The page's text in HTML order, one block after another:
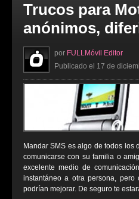
Trucos para
anónimos,
por FULLMóvil Editor
Publicado el 17 de
Mandar SMS es algo de todos los
comunicarse con su familia o
excelente medio de
instantáneo a otra persona,
podrían mejorar. De seguro te